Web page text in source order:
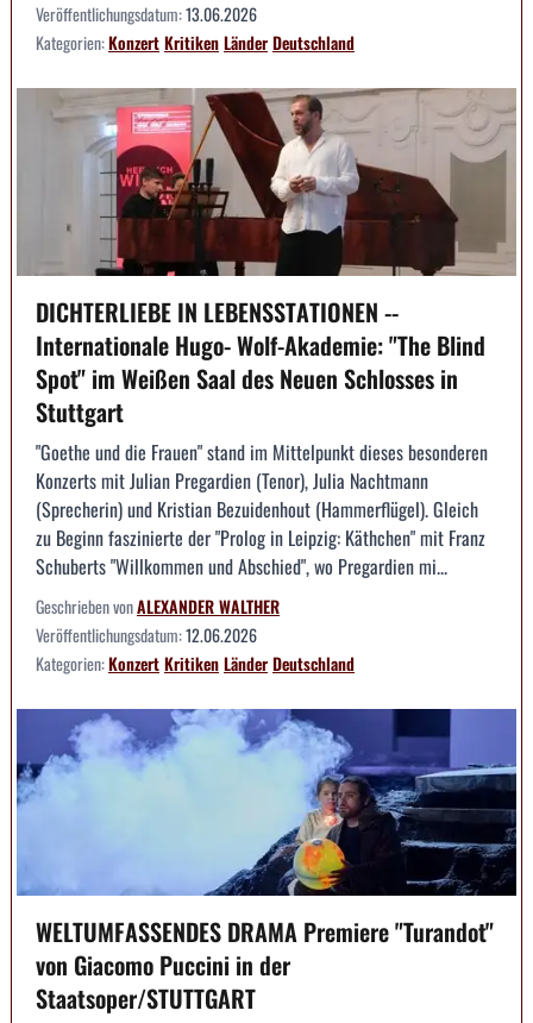
Veröffentlichungsdatum:13.06.2026
Kategorien:KonzertKritikenLänderDeutschland
DICHTERLIEBE IN LEBENSSTATIONEN --
Internationale Hugo- Wolf-Akademie: "The Blind
Spot" im Weißen Saal des Neuen Schlosses in
Stuttgart
"Goethe und die Frauen" stand im Mittelpunkt dieses besonderen
Konzerts mit Julian Pregardien (Tenor), Julia Nachtmann
(Sprecherin) und Kristian Bezuidenhout (Hammerflügel). Gleich
zu Beginn faszinierte der "Prolog in Leipzig: Käthchen" mit Franz
Schuberts "Willkommen und Abschied", wo Pregardien mi...
Geschrieben vonALEXANDER WALTHER
Veröffentlichungsdatum:12.06.2026
Kategorien:KonzertKritikenLänderDeutschland
WELTUMFASSENDES DRAMA Premiere "Turandot"
von Giacomo Puccini in der
Staatsoper/STUTTGART